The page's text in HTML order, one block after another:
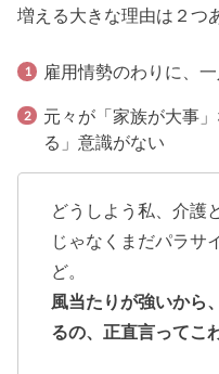
増える大きな理由は２つ
雇用情勢のわりに、
元々が「家族が大事
る」意識がない
どうしよう私、介護
じゃなくまだパラサ
ど。
風当たりが強いから
るの、正直言ってこ